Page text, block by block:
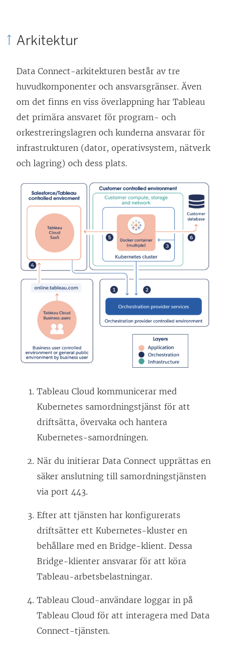
Arkitektur
Data Connect-arkitekturen består av tre
huvudkomponenter och ansvarsgränser. Även
om det finns en viss överlappning har Tableau
det primära ansvaret för program- och
orkestreringslagren och kunderna ansvarar för
infrastrukturen (dator, operativsystem, nätverk
och lagring) och dess plats.
Tableau Cloud kommunicerar med
Kubernetes samordningstjänst för att
driftsätta, övervaka och hantera
Kubernetes-samordningen.
När du initierar Data Connect upprättas en
säker anslutning till samordningstjänsten
via port 443.
Efter att tjänsten har konfigurerats
driftsätter ett Kubernetes-kluster en
behållare med en Bridge-klient. Dessa
Bridge-klienter ansvarar för att köra
Tableau-arbetsbelastningar.
Tableau Cloud-användare loggar in på
Tableau Cloud för att interagera med Data
Connect-tjänsten.